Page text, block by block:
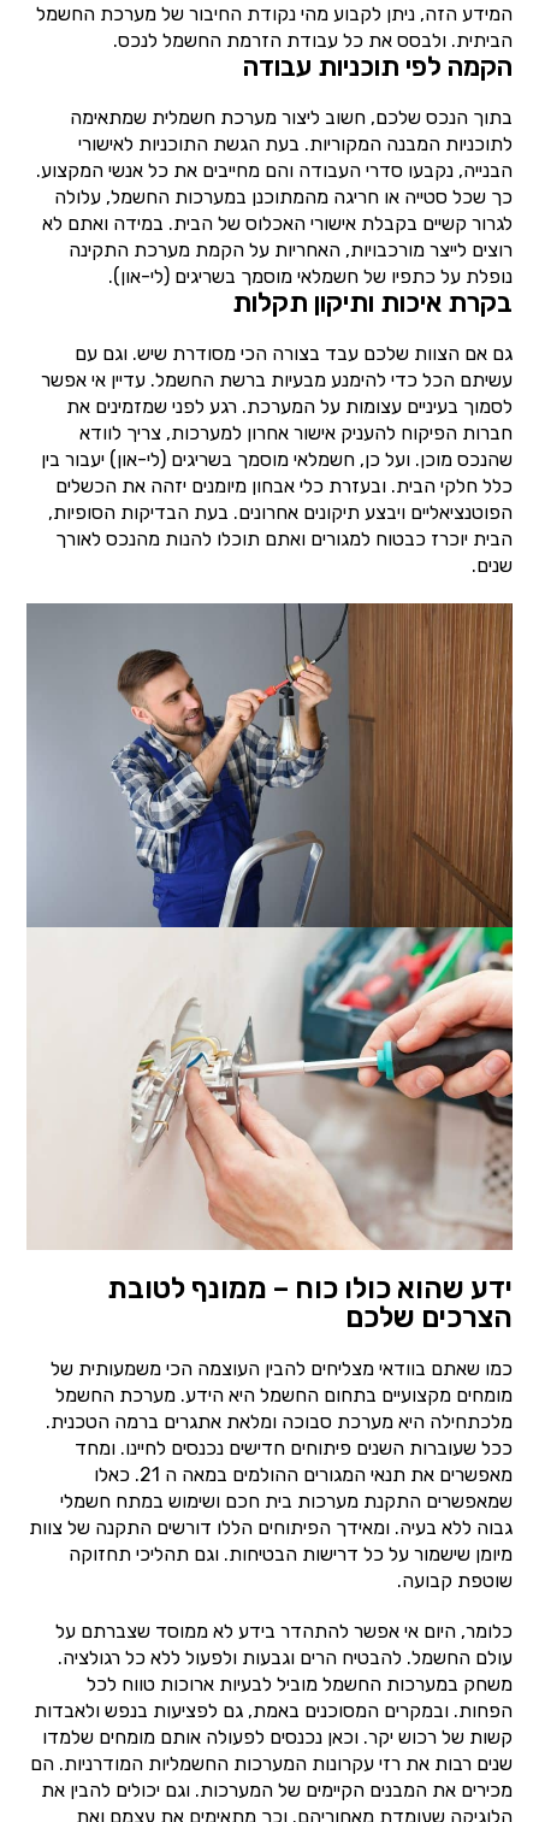
המידע הזה, ניתן לקבוע מהי נקודת החיבור של מערכת החשמל
הביתית. ולבסס את כל עבודת הזרמת החשמל לנכס.
הקמה לפי תוכניות עבודה
בתוך הנכס שלכם, חשוב ליצור מערכת חשמלית שמתאימה
לתוכניות המבנה המקוריות. בעת הגשת התוכניות לאישורי
הבנייה, נקבעו סדרי העבודה והם מחייבים את כל אנשי המקצוע.
כך שכל סטייה או חריגה מהמתוכנן במערכות החשמל, עלולה
לגרור קשיים בקבלת אישורי האכלוס של הבית. במידה ואתם לא
רוצים לייצר מורכבויות, האחריות על הקמת מערכת התקינה
נופלת על כתפיו של חשמלאי מוסמך בשריגים (לי-און).
בקרת איכות ותיקון תקלות
גם אם הצוות שלכם עבד בצורה הכי מסודרת שיש. וגם עם
עשיתם הכל כדי להימנע מבעיות ברשת החשמל. עדיין אי אפשר
לסמוך בעיניים עצומות על המערכת. רגע לפני שמזמינים את
חברות הפיקוח להעניק אישור אחרון למערכות, צריך לוודא
שהנכס מוכן. ועל כן, חשמלאי מוסמך בשריגים (לי-און) יעבור בין
כלל חלקי הבית. ובעזרת כלי אבחון מיומנים יזהה את הכשלים
הפוטנציאליים ויבצע תיקונים אחרונים. בעת הבדיקות הסופיות,
הבית יוכרז כבטוח למגורים ואתם תוכלו להנות מהנכס לאורך
שנים.
ידע שהוא כולו כוח – ממונף לטובת
הצרכים שלכם
כמו שאתם בוודאי מצליחים להבין העוצמה הכי משמעותית של
מומחים מקצועיים בתחום החשמל היא הידע. מערכת החשמל
מלכתחילה היא מערכת סבוכה ומלאת אתגרים ברמה הטכנית.
ככל שעוברות השנים פיתוחים חדישים נכנסים לחיינו. ומחד
מאפשרים את תנאי המגורים ההולמים במאה ה 21. כאלו
שמאפשרים התקנת מערכות בית חכם ושימוש במתח חשמלי
גבוה ללא בעיה. ומאידך הפיתוחים הללו דורשים התקנה של צוות
מיומן שישמור על כל דרישות הבטיחות. וגם תהליכי תחזוקה
שוטפת קבועה.
כלומר, היום אי אפשר להתהדר בידע לא ממוסד שצברתם על
עולם החשמל. להבטיח הרים וגבעות ולפעול ללא כל רגולציה.
משחק במערכות החשמל מוביל לבעיות ארוכות טווח לכל
הפחות. ובמקרים המסוכנים באמת, גם לפציעות בנפש ולאבדות
קשות של רכוש יקר. וכאן נכנסים לפעולה אותם מומחים שלמדו
שנים רבות את רזי עקרונות המערכות החשמליות המודרניות. הם
מכירים את המבנים הקיימים של המערכות. וגם יכולים להבין את
הלוגיקה שעומדת מאחוריהם. וכך מתאימים את עצמם ואת